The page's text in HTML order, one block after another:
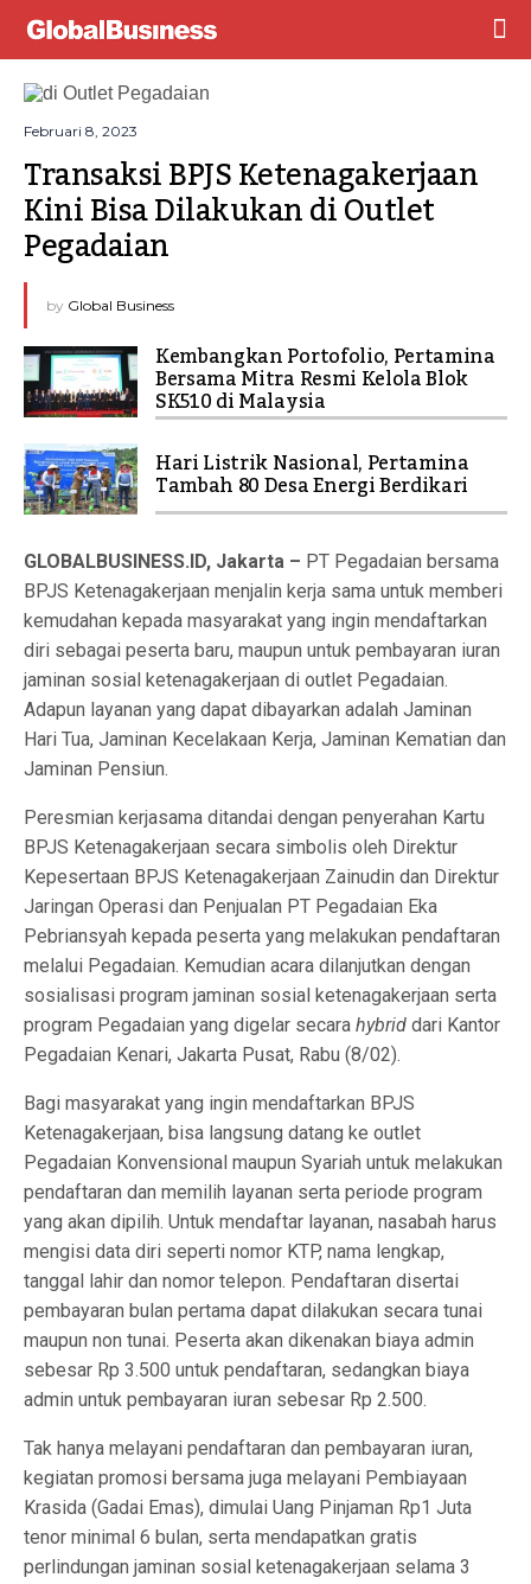
Februari 8, 2023
Transaksi BPJS Ketenagakerjaan
Kini Bisa Dilakukan di Outlet
Pegadaian
by Global Business
Kembangkan Portofolio, Pertamina
Bersama Mitra Resmi Kelola Blok
SK510 di Malaysia
Hari Listrik Nasional, Pertamina
Tambah 80 Desa Energi Berdikari
GLOBALBUSINESS.ID, Jakarta – PT Pegadaian bersama
BPJS Ketenagakerjaan menjalin kerja sama untuk memberi
kemudahan kepada masyarakat yang ingin mendaftarkan
diri sebagai peserta baru, maupun untuk pembayaran iuran
jaminan sosial ketenagakerjaan di outlet Pegadaian.
Adapun layanan yang dapat dibayarkan adalah Jaminan
Hari Tua, Jaminan Kecelakaan Kerja, Jaminan Kematian dan
Jaminan Pensiun.
Peresmian kerjasama ditandai dengan penyerahan Kartu
BPJS Ketenagakerjaan secara simbolis oleh Direktur
Kepesertaan BPJS Ketenagakerjaan Zainudin dan Direktur
Jaringan Operasi dan Penjualan PT Pegadaian Eka
Pebriansyah kepada peserta yang melakukan pendaftaran
melalui Pegadaian. Kemudian acara dilanjutkan dengan
sosialisasi program jaminan sosial ketenagakerjaan serta
program Pegadaian yang digelar secara hybrid dari Kantor
Pegadaian Kenari, Jakarta Pusat, Rabu (8/02).
Bagi masyarakat yang ingin mendaftarkan BPJS
Ketenagakerjaan, bisa langsung datang ke outlet
Pegadaian Konvensional maupun Syariah untuk melakukan
pendaftaran dan memilih layanan serta periode program
yang akan dipilih. Untuk mendaftar layanan, nasabah harus
mengisi data diri seperti nomor KTP, nama lengkap,
tanggal lahir dan nomor telepon. Pendaftaran disertai
pembayaran bulan pertama dapat dilakukan secara tunai
maupun non tunai. Peserta akan dikenakan biaya admin
sebesar Rp 3.500 untuk pendaftaran, sedangkan biaya
admin untuk pembayaran iuran sebesar Rp 2.500.
Tak hanya melayani pendaftaran dan pembayaran iuran,
kegiatan promosi bersama juga melayani Pembiayaan
Krasida (Gadai Emas), dimulai Uang Pinjaman Rp1 Juta
tenor minimal 6 bulan, serta mendapatkan gratis
perlindungan jaminan sosial ketenagakerjaan selama 3